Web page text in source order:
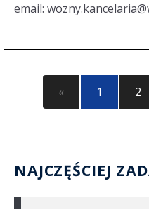
email:
« 1 2
NAJCZĘŚCIEJ